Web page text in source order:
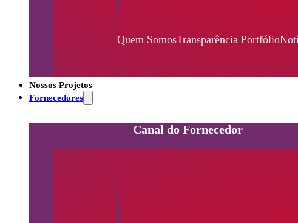
Quem SomosTransparência Portfólio
Nossos Projetos
Fornecedores
Canal do Fornecedor